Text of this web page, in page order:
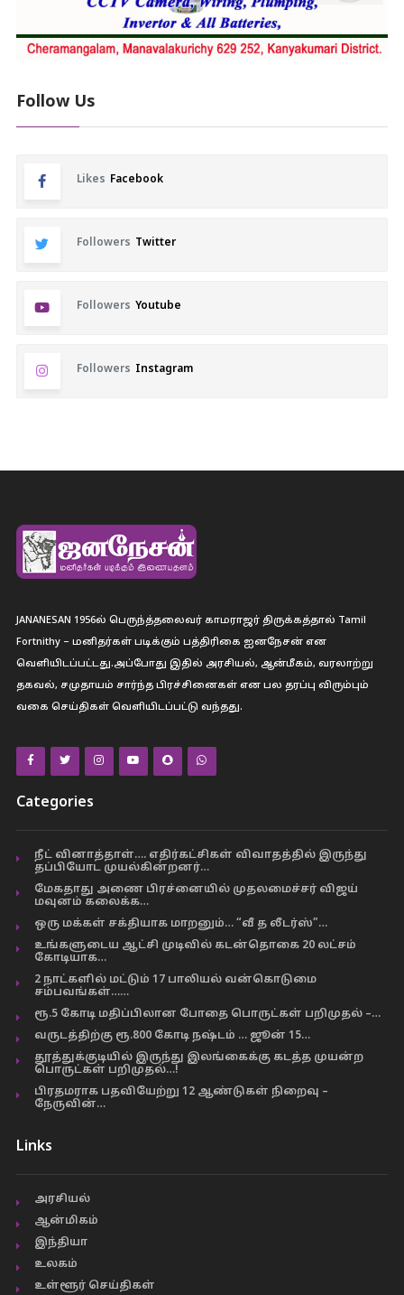
Follow Us
Likes Facebook
Followers Twitter
Followers Youtube
Followers Instagram
JANANESAN 1956ல் பெருந்த்தலைவர் காமராஜர் திருக்கத்தால் Tamil
Fortnithy – மனிதர்கள் படிக்கும் பத்திரிகை ஐனநேசன் என
வெளியிடப்பட்டது.அப்போது இதில் அரசியல், ஆன்மீகம், வரலாற்று
தகவல், சமுதாயம் சார்ந்த பிரச்சினைகள் என பல தரப்பு விரும்பும்
வகை செய்திகள் வெளியிடப்பட்டு வந்தது.
Categories
நீட் வினாத்தாள்…. எதிர்கட்சிகள் விவாதத்தில் இருந்து
தப்பியோட முயல்கின்றனர்…
மேகதாது அணை பிரச்னையில் முதலமைச்சர் விஜய்
மவுனம் கலைக்க…
ஒரு மக்கள் சக்தியாக மாறனும்… “வீ த லீடர்ஸ்”…
உங்களுடைய ஆட்சி முடிவில் கடன்தொகை 20 லட்சம்
கோடியாக…
2 நாட்களில் மட்டும் 17 பாலியல் வன்கொடுமை
சம்பவங்கள்……
ரூ.5 கோடி மதிப்பிலான போதை பொருட்கள் பறிமுதல் –…
வருடத்திற்கு ரூ.800 கோடி நஷ்டம் … ஜூன் 15…
தூத்துக்குடியில் இருந்து இலங்கைக்கு கடத்த முயன்ற
பொருட்கள் பறிமுதல்…!
பிரதமராக பதவியேற்று 12 ஆண்டுகள் நிறைவு –
நேருவின்…
Links
அரசியல்
ஆன்மிகம்
இந்தியா
உலகம்
உள்ளூர் செய்திகள்